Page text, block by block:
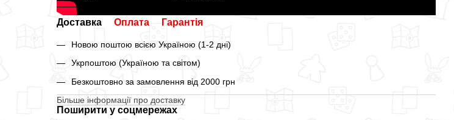
Доставка Оплата Гарантія
Новою поштою всією Україною (1-2 дні)
Укрпоштою (Україною та світом)
Безкоштовно за замовлення від 2000 грн
Більше інформації про доставку
Поширити у соцмережах